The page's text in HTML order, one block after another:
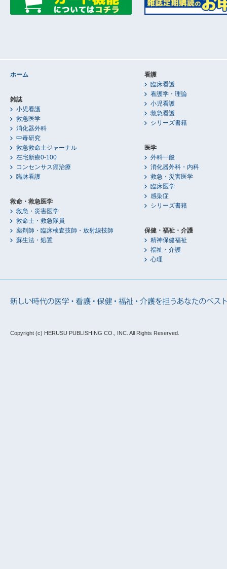
ホーム
雑誌
小児看護
救急医学
消化器外科
中毒研究
救急救命士ジャーナル
在宅新療0-100
コンセンサス癌治療
臨牀看護
救命・救急医学
救急・災害医学
救命士・救急隊員
薬剤師・臨床検査技師・放射線技師
蘇生法・処置
看護
臨床看護
看護学・理論
小児看護
救急看護
シリーズ書籍
医学
外科一般
消化器外科・内科
救急・災害医学
臨床医学
感染症
シリーズ書籍
保健・福祉・介護
精神保健福祉
福祉・介護
心理
Copyright (c) HERUSU PUBLISHING CO., INC. All Rights Reserved.